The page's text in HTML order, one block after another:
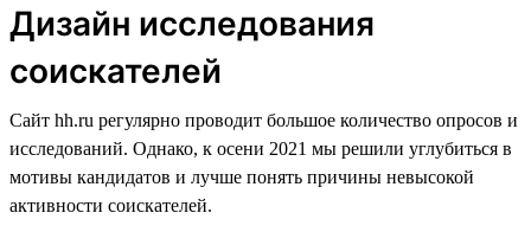
Дизайн исследования
соискателей
Сайт hh.ru регулярно проводит большое количество опросов и
исследований. Однако, к осени 2021 мы решили углубиться в
мотивы кандидатов и лучше понять причины невысокой
активности соискателей.